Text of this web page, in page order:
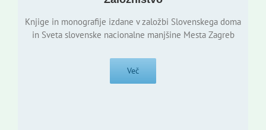
Knjige in monografije izdane v založbi Slovenskega doma
in Sveta slovenske nacionalne manjšine Mesta Zagreb
Več